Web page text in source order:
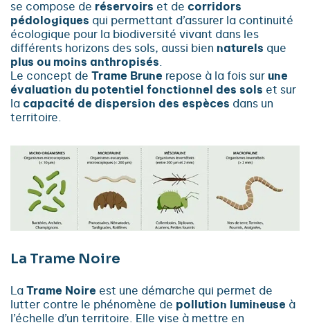
se compose de réservoirs et de corridors
pédologiques qui permettant d’assurer la continuité
écologique pour la biodiversité vivant dans les
différents horizons des sols, aussi bien naturels que
plus ou moins anthropisés
Le concept de Trame Brune repose à la fois sur une
évaluation du potentiel fonctionnel des sols et sur
la capacité de dispersion des espèces dans un
territoire.
La Trame Noire
La Trame Noire est une démarche qui permet de
lutter contre le phénomène de pollution lumineuse à
l’échelle d’un territoire. Elle vise à mettre en